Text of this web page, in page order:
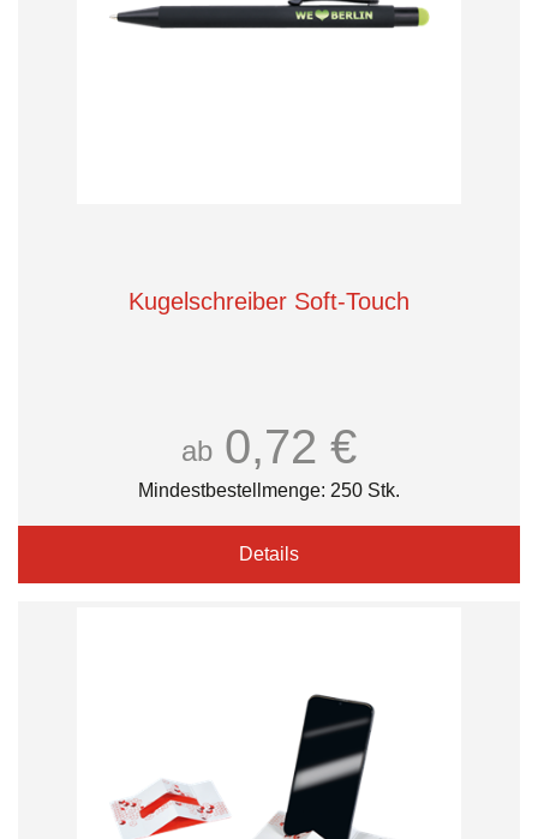
Kugelschreiber Soft-Touch
ab 0,72 €
Mindestbestellmenge: 250 Stk.
Details